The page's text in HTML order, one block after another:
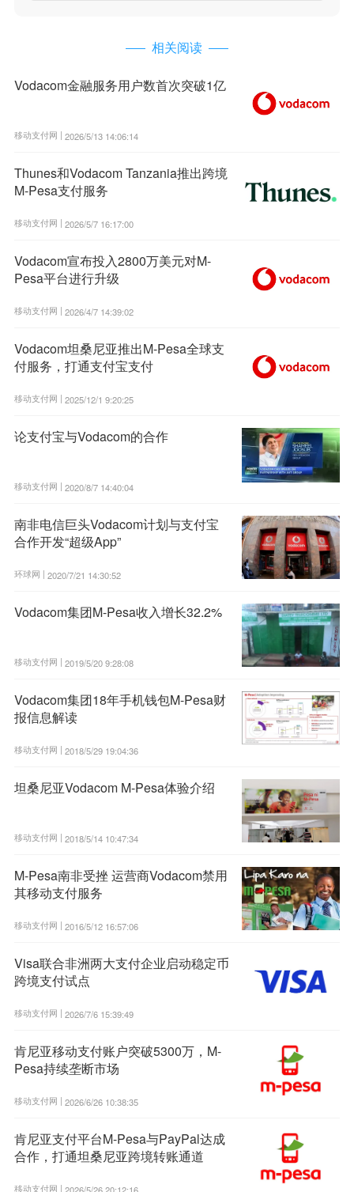
相关阅读
Vodacom金融服务用户数首次突破1亿
移动支付网 | 2026/5/13 14:06:14
Thunes和Vodacom Tanzania推出跨境
M-Pesa支付服务
移动支付网 | 2026/5/7 16:17:00
Vodacom宣布投入2800万美元对M-
Pesa平台进行升级
移动支付网 | 2026/4/7 14:39:02
Vodacom坦桑尼亚推出M-Pesa全球支
付服务，打通支付宝支付
移动支付网 | 2025/12/1 9:20:25
论支付宝与Vodacom的合作
移动支付网 | 2020/8/7 14:40:04
南非电信巨头Vodacom计划与支付宝
合作开发“超级App”
环球网 | 2020/7/21 14:30:52
Vodacom集团M-Pesa收入增长32.2%
移动支付网 | 2019/5/20 9:28:08
Vodacom集团18年手机钱包M-Pesa财
报信息解读
移动支付网 | 2018/5/29 19:04:36
坦桑尼亚Vodacom M-Pesa体验介绍
移动支付网 | 2018/5/14 10:47:34
M-Pesa南非受挫 运营商Vodacom禁用
其移动支付服务
移动支付网 | 2016/5/12 16:57:06
Visa联合非洲两大支付企业启动稳定币
跨境支付试点
移动支付网 | 2026/7/6 15:39:49
肯尼亚移动支付账户突破5300万，M-
Pesa持续垄断市场
移动支付网 | 2026/6/26 10:38:35
肯尼亚支付平台M-Pesa与PayPal达成
合作，打通坦桑尼亚跨境转账通道
移动支付网 |